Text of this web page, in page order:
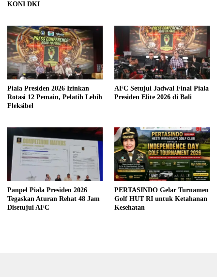
KONI DKI
Piala Presiden 2026 Izinkan
Rotasi 12 Pemain, Pelatih Lebih
Fleksibel
AFC Setujui Jadwal Final Piala
Presiden Elite 2026 di Bali
Panpel Piala Presiden 2026
Tegaskan Aturan Rehat 48 Jam
Disetujui AFC
PERTASINDO Gelar Turnamen
Golf HUT RI untuk Ketahanan
Kesehatan